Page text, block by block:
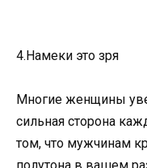
4.Намеки это зря
Многие женщины
сильная сторона
том, что мужчинам